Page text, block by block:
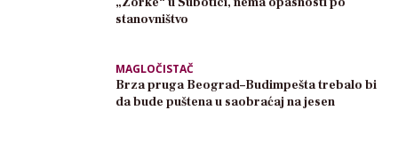
stanovništvo
MAGLOČISTAČ
Brza pruga Beograd–Budimpešta trebalo bi
da bude puštena u saobraćaj na jesen